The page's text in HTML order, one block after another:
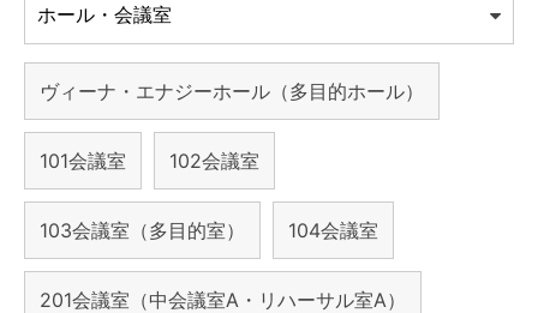
ヴィーナ・エナジーホール（多目的ホール）
101会議室 102会議室
103会議室（多目的室） 104会議室
201会議室（中会議室A・リハーサル室A）